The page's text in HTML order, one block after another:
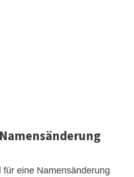
für eine Namensänderung